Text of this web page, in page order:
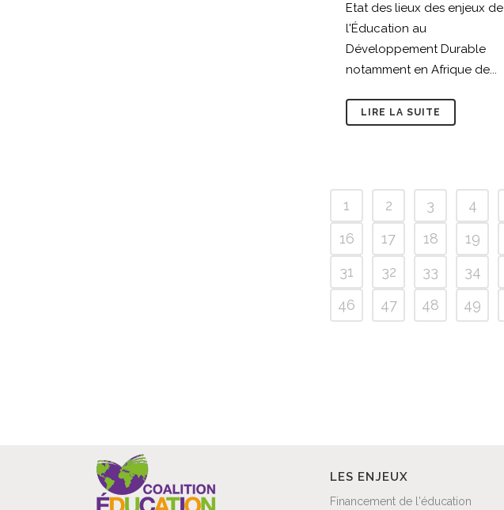
Etat des lieux des enjeux de
l'Éducation au
Développement Durable
notamment en Afrique de...
LIRE LA SUITE
1 2 3 4
16
17 18 19
31
32 33 34
46
47 48 49
LES ENJEUX
Financement de l'éducation